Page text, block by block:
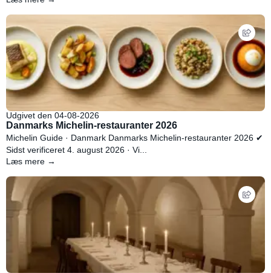
Udgivet den 04-08-2026
Danmarks Michelin-restauranter 2026
Michelin Guide · Danmark Danmarks Michelin-restauranter 2026 ✔
Sidst verificeret 4. august 2026 · Vi...
Læs mere →